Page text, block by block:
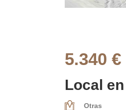
5.340 €
Local
Otras